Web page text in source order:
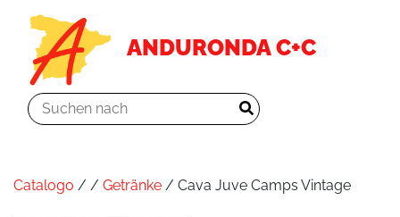
ANDURONDA C+C
Catalogo / / Getränke / Cava Juve Camps Vintage